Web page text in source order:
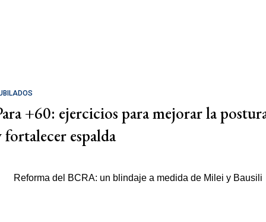
+60: ejercicios para mejorar la
fortalecer espalda